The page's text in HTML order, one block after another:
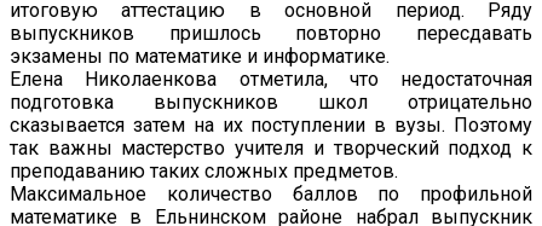
итоговую аттестацию в основной период. Ряду
выпускников пришлось повторно пересдавать
экзамены по математике и информатике.
Елена Николаенкова отметила, что недостаточная
подготовка выпускников школ отрицательно
сказывается затем на их поступлении в вузы. Поэтому
так важны мастерство учителя и творческий подход к
преподаванию таких сложных предметов.
Максимальное количество баллов по профильной
математике в Ельнинском районе набрал выпускник